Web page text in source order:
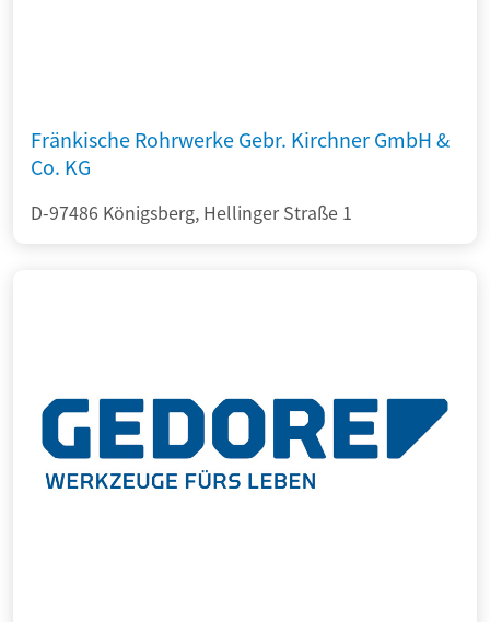
Fränkische Rohrwerke Gebr. Kirchner GmbH &
Co. KG
D-97486 Königsberg, Hellinger Straße 1